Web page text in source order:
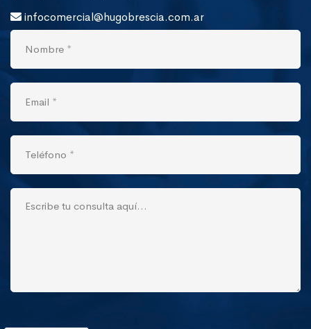
infocomercial@hugobrescia.com.ar